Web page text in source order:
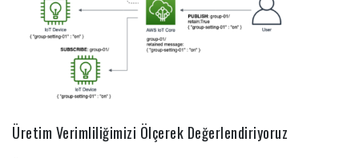
Üretim Verimliliğimizi Ölçerek Değerlendiriyoruz